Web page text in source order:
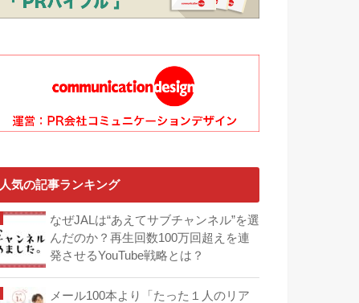
人気の記事ランキング
なぜJALは“あえてサブチャンネル”を選
んだのか？再生回数100万回超えを連
発させるYouTube戦略とは？
メール100本より「たった１人のリア